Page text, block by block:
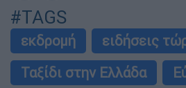
#TAGS
εκδρομή
ειδήσεις
Ταξίδι στην Ελλάδα